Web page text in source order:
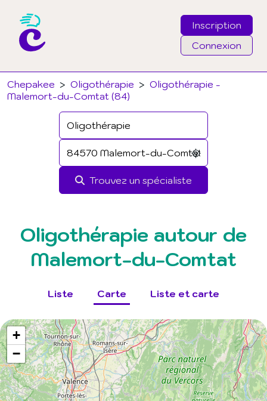
Inscription
Connexion
Chepakee > Oligothérapie > Oligothérapie -
Malemort-du-Comtat (84)
Trouvez un spécialiste
Email
Mot de passe
J'ai oublié mon mot de passe
Connexion
Oligothérapie autour de
Malemort-du-Comtat
Liste Carte Liste et carte
+
−